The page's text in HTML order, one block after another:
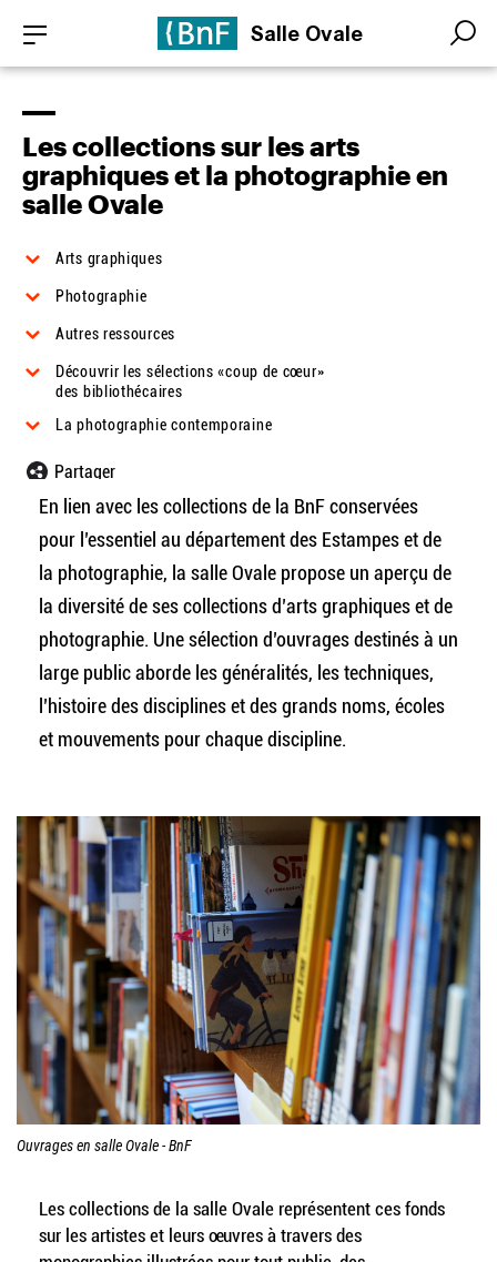
contenu
Salle Ovale Search
Search
Les collections sur les arts
graphiques et la photographie en
salle Ovale
Arts graphiques
Photographie
Autres ressources
Découvrir les sélections «coup de cœur»
des bibliothécaires
La photographie contemporaine
Partager
En lien avec les collections de la BnF conservées
pour l’essentiel au département des Estampes et de
la photographie, la salle Ovale propose un aperçu de
la diversité de ses collections d’arts graphiques et de
photographie. Une sélection d’ouvrages destinés à un
large public aborde les généralités, les techniques,
l’histoire des disciplines et des grands noms, écoles
et mouvements pour chaque discipline.
Ouvrages en salle Ovale - BnF
Les collections de la salle Ovale représentent ces fonds
sur les artistes et leurs œuvres à travers des
Panneau de gestion des cookies